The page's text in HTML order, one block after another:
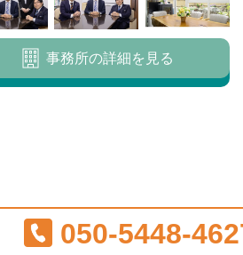
事務所の詳細を見る
050-5448-